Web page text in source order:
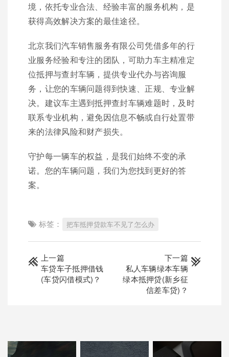
境，依托专业合法、经验丰富的服务机构，是
获得高效解决方案的最佳途径。
北京我们汽车销售服务有限公司凭借多年的行
业服务经验和专注的团队，可助力车主精准定
位抵押与查封车辆，提供专业代办与咨询服
务，让您的车辆问题得到快速、正规、专业解
决。建议车主遇到抵押查封车辆难题时，及时
联系专业机构，避免因信息不畅或自行处置带
来的法律风险和财产损失。
守护每一辆车的权益，是我们始终不变的承
诺。您的车辆问题，我们为您找到更好的答
案。
标签： 把车抵押贷款车不见了怎么办
上一篇
车贷车子抵押借钱
(车贷闪借模式)？
下一篇
私人车辆绿本车辆
绿本抵押贷(新乡征
信差车贷)？